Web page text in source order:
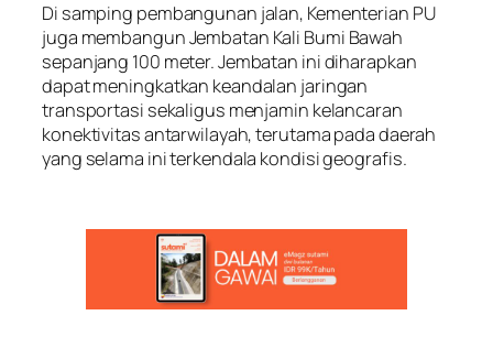
Di samping pembangunan jalan, Kementerian PU
juga membangun Jembatan Kali Bumi Bawah
sepanjang 100 meter. Jembatan ini diharapkan
dapat meningkatkan keandalan jaringan
transportasi sekaligus menjamin kelancaran
konektivitas antarwilayah, terutama pada daerah
yang selama ini terkendala kondisi geografis.